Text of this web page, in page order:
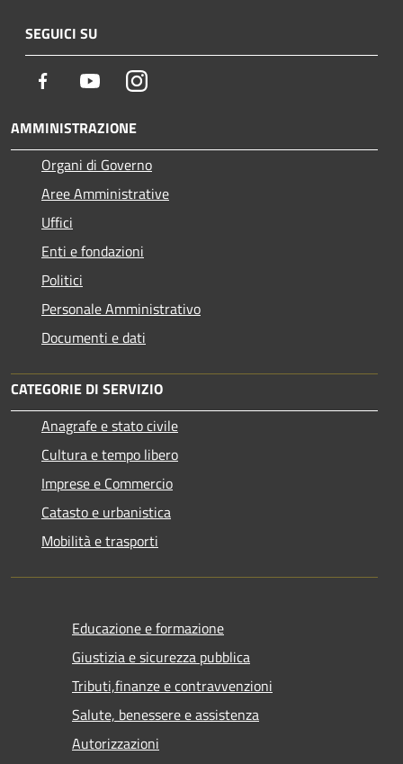
SEGUICI SU
Facebook YoutubeInstagram
AMMINISTRAZIONE
Organi di Governo
Aree Amministrative
Uffici
Enti e fondazioni
Politici
Personale Amministrativo
Documenti e dati
CATEGORIE DI SERVIZIO
Anagrafe e stato civile
Cultura e tempo libero
Imprese e Commercio
Catasto e urbanistica
Mobilità e trasporti
Educazione e formazione
Giustizia e sicurezza pubblica
Tributi,finanze e contravvenzioni
Salute, benessere e assistenza
Autorizzazioni